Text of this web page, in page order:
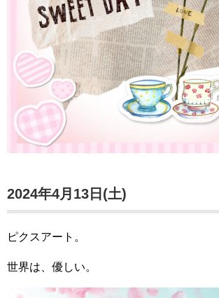
2024年4月13日(土)
ピクスアート。
世界は、優しい。